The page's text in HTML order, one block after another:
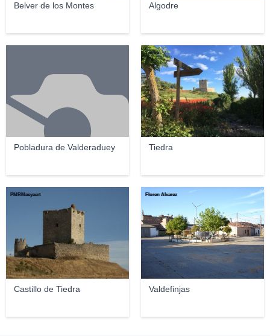
Belver de los Montes Algodre
Pobladura de Valderaduey Tiedra
Tiedra
Castillo de Tiedra
PMRMaeyaert
Valdefinjas
Floren Alvarez